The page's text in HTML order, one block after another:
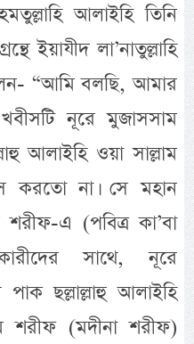
আলাইহি তিনি
ইয়াযীদ লা’নাতুল্লাহি
“আমি বলছি, আমার
নূরে মুজাসসাম
আলাইহি ওয়া সাল্লাম
করতো না। সে মহান
এ (পবিত্র কা’বা
সাথে, নূরে
ছল্লাল্লাহু আলাইহি
শরীফ (মদীনা শরীফ)